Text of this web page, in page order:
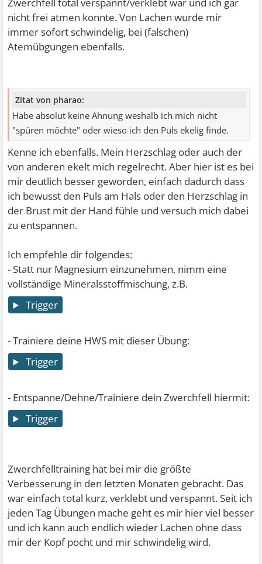
Zwerchfell total verspannt/verklebt war und ich gar
nicht frei atmen konnte. Von Lachen wurde mir
immer sofort schwindelig, bei (falschen)
Atemübgungen ebenfalls.
Zitat von pharao:
Habe absolut keine Ahnung weshalb ich mich nicht
"spüren möchte" oder wieso ich den Puls ekelig finde.
Kenne ich ebenfalls. Mein Herzschlag oder auch der
von anderen ekelt mich regelrecht. Aber hier ist es bei
mir deutlich besser geworden, einfach dadurch dass
ich bewusst den Puls am Hals oder den Herzschlag in
der Brust mit der Hand fühle und versuch mich dabei
zu entspannen.
Ich empfehle dir folgendes:
- Statt nur Magnesium einzunehmen, nimm eine
vollständige Mineralsstoffmischung, z.B.
Trigger
- Trainiere deine HWS mit dieser Übung:
Trigger
- Entspanne/Dehne/Trainiere dein Zwerchfell hiermit:
Trigger
Zwerchfelltraining hat bei mir die größte
Verbesserung in den letzten Monaten gebracht. Das
war einfach total kurz, verklebt und verspannt. Seit ich
jeden Tag Übungen mache geht es mir hier viel besser
und ich kann auch endlich wieder Lachen ohne dass
mir der Kopf pocht und mir schwindelig wird.